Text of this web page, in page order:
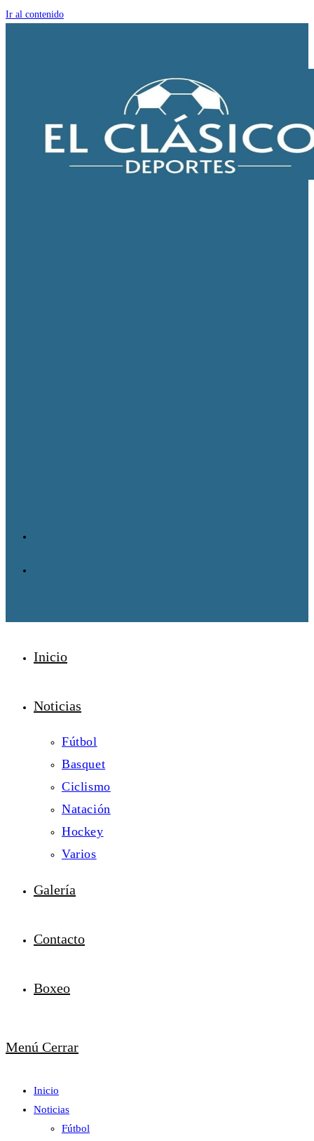
Ir al contenido
Inicio
Noticias
Fútbol
Basquet
Ciclismo
Natación
Hockey
Varios
Galería
Contacto
Boxeo
Menú Cerrar
Inicio
Noticias
Fútbol